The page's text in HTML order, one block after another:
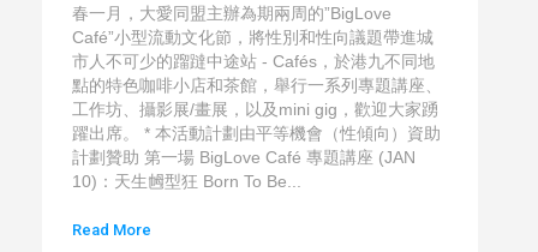
春一月，大愛同盟主辦為期兩周的”BigLove
Café”小型流動文化節，將性別和性向議題帶進城
市人不可少的蹓躂中途站 - Cafés，於港九不同地
點的特色咖啡小店和茶館，舉行一系列專題講座、
工作坊、攝影展/畫展，以及mini gig，歡迎大家踴
躍出席。 * 本活動計劃由平等機會（性傾向）資助
計劃贊助 第一場 BigLove Café 專題講座 (JAN
10)：天生乸型狂 Born To Be...
Read More